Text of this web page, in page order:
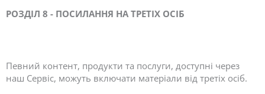
РОЗДІЛ 8 - ПОСИЛАННЯ НА ТРЕТІХ ОСІБ
Певний контент, продукти та послуги, доступні через
наш Сервіс, можуть включати матеріали від третіх осіб.